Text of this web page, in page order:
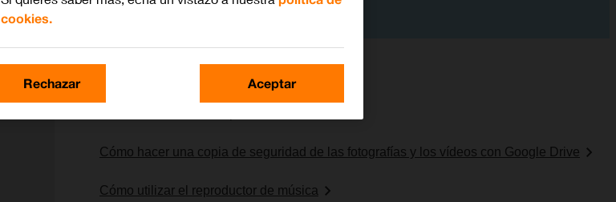
Lo más buscado
Cómo hacer una copia de seguridad de las fotografías y los vídeos con Google Drive
Cómo utilizar el reproductor de música
cookies.
Rechazar Aceptar